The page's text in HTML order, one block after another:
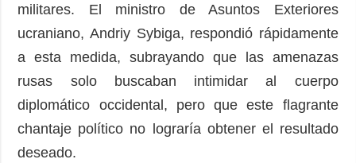
militares. El ministro de Asuntos Exteriores
ucraniano, Andriy Sybiga, respondió rápidamente
a esta medida, subrayando que las amenazas
rusas solo buscaban intimidar al cuerpo
diplomático occidental, pero que este flagrante
chantaje político no lograría obtener el resultado
deseado.